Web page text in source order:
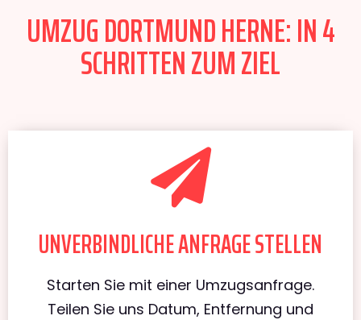
UMZUG DORTMUND HERNE: IN 4
SCHRITTEN ZUM ZIEL
UNVERBINDLICHE ANFRAGE STELLEN
Starten Sie mit einer Umzugsanfrage.
Teilen Sie uns Datum, Entfernung und